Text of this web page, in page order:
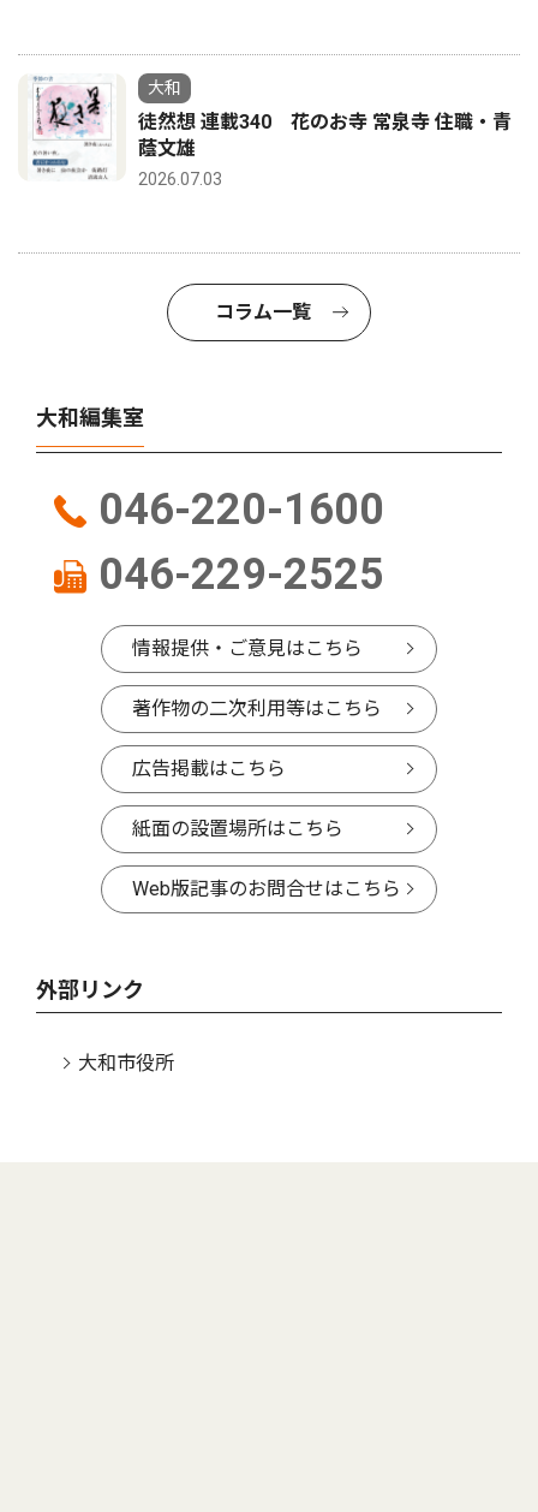
大和
徒然想 連載340 花のお寺 常泉寺 住職・青
蔭文雄
2026.07.03
コラム一覧
大和編集室
046-220-1600
046-229-2525
情報提供・ご意見はこちら
著作物の二次利用等はこちら
広告掲載はこちら
紙面の設置場所はこちら
Web版記事のお問合せはこちら
外部リンク
大和市役所